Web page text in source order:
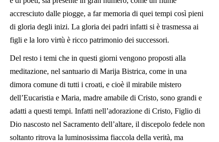
accresciuto dalle piogge, a far memoria di quei tempi così pieni
di gloria degli inizi. La gloria dei padri infatti si è trasmessa ai
figli e la loro virtù è ricco patrimonio dei successori.
Del resto i temi che in questi giorni vengono proposti alla
meditazione, nel santuario di Marija Bistrica, come in una
dimora comune di tutti i croati, e cioè il mirabile mistero
dell’Eucaristia e Maria, madre amabile di Cristo, sono grandi e
adatti a questi tempi. Infatti nell’adorazione di Cristo, Figlio di
Dio nascosto nel Sacramento dell’altare, il discepolo fedele non
soltanto ritrova la luminosissima fiaccola della verità, ma